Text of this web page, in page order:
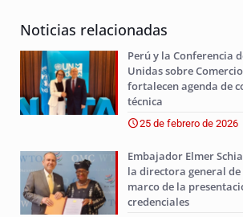
Noticias relacionadas
Perú y la Conferencia
Unidas sobre
fortalecen agenda de
técnica
25 de febrero de 2026
Embajador Elmer
la directora general de
marco de la
credenciales